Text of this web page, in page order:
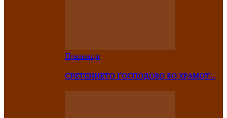
Празници
СРЕТЕНИЕТО ГОСПОДОВО ВО ХРАМОТ…